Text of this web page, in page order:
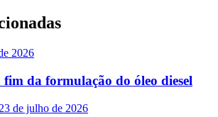
2026
fim da formulação do óleo diesel
23 de julho de 2026